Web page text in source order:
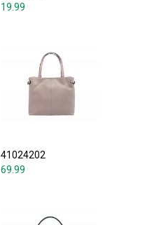
19.99
41024202
69.99